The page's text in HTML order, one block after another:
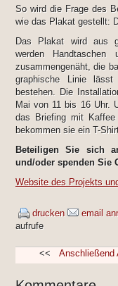
So wird die Frage des
wie das Plakat gestellt:
Das Plakat wird aus
werden
zusammengenäht, die
graphische Linie
bestehen. Die
Mai von 11 bis 16 Uhr.
das Briefing mit Kaffee
bekommen sie ein T-
Beteiligen Sie sich
und/oder spenden Sie
Website des Projekts
drucken email
aufrufe
<< Anschließend